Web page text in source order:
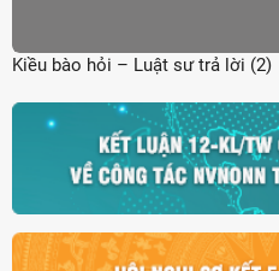
Kiều bào hỏi – Luật sư trả lời (2)